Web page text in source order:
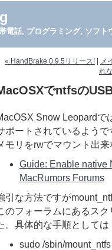
話, プログラミング, ソフト
« HandBrake 0.9.5リリース!
メ
れ
でntfsの
Snow Leopardで
ポートされているよう
モリをrwでマウント出
Guide: Enable native
MacRumors Forums
引な方法ですが
のフォーラムにあるス
。具体的な手順としては
sudo /sbin/